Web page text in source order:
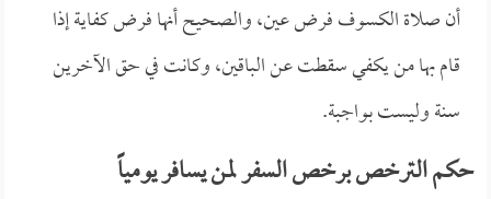
أن صلاة الكسوف فرض عين، والصحيح أنها فرض كفاية إذا
قام بها من يكفي سقطت عن الباقين، وكانت في حق الآخرين
سنة وليست بواجبة.
حكم الترخص برخص السفر لمن يسافر يومياً